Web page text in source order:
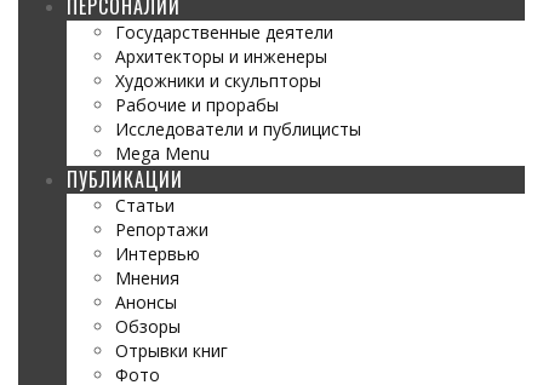
ПЕРСОНАЛИИ
Государственные деятели
Архитекторы и инженеры
Художники и скульпторы
Рабочие и прорабы
Исследователи и публицисты
Mega Menu
ПУБЛИКАЦИИ
Статьи
Репортажи
Интервью
Мнения
Анонсы
Обзоры
Отрывки книг
Фото